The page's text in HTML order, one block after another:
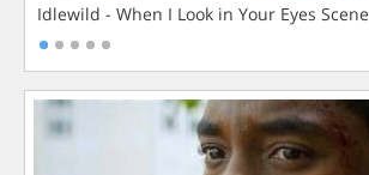
Idlewild - When I Look in Your Eyes Scene